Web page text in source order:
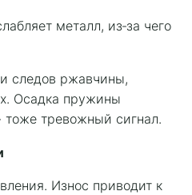
металл, из‑за чего
следов ржавчины,
Осадка пружины
тревожный сигнал.
Износ приводит к